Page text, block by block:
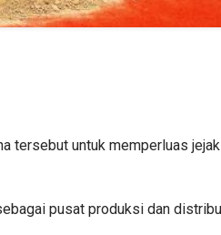
tersebut untuk memperluas
pusat produksi dan